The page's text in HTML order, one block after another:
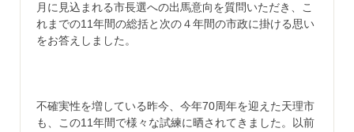
月に見込まれる市長選への出馬意向を質問いただき、こ
れまでの11年間の総括と次の４年間の市政に掛ける思い
をお答えしました。
不確実性を増している昨今、今年70周年を迎えた天理市
も、この11年間で様々な試練に晒されてきました。以前